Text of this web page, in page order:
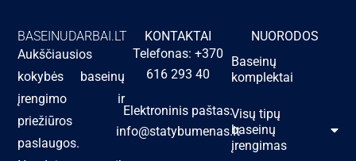
BASEINUDARBAI.LT
Aukščiausios
kokybės baseinų
įrengimo ir
priežiūros
paslaugos.
KONTAKTAI
Telefonas: +370
616 293 40
Elektroninis paštas:
info@statybumenas.lt
NUORODOS
Baseinų
komplektai
Visų tipų
baseinų
įrengimas